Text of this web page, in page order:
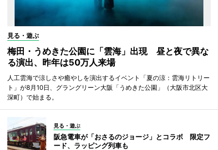
見る・遊ぶ
梅田・うめきた公園に「雲海」出現 昼と夜で異な
る演出、昨年は50万人来場
人工雲海で涼しさや癒やしを演出するイベント「夏の涼：雲海リトリー
ト」が8月10日、グラングリーン大阪「うめきた公園」（大阪市北区大
深町）で始まる。
見る・遊ぶ
阪急電車が「おさるのジョージ」とコラボ 限定フ
ード、ラッピング列車も